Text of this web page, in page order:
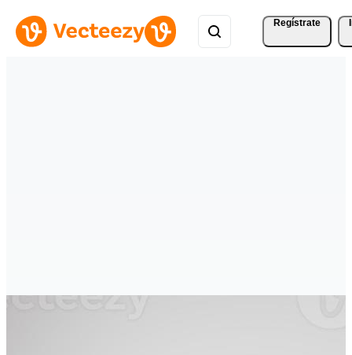
Regístrate